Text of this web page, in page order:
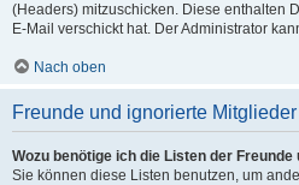
(Headers) mitzuschicken. Diese enthalten
E-Mail verschickt hat. Der Administrator
Nach oben
Freunde und ignorierte Mitglieder
Wozu benötige ich die Listen der
Sie können diese Listen benutzen, um